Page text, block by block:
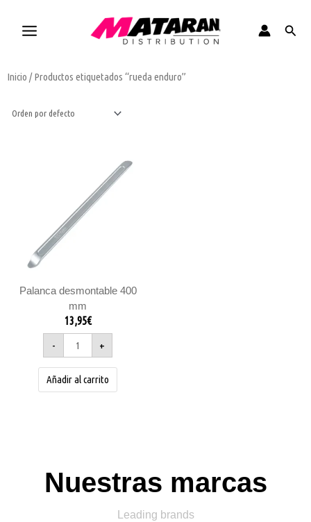
contenido
Inicio / Productos etiquetados “rueda enduro”
Palanca desmontable 400
mm
13,95€
-
+
Añadir al carrito
Nuestras marcas
Leading brands